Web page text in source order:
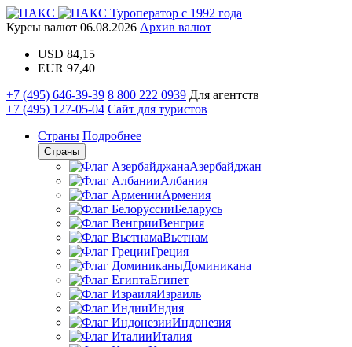
Туроператор с 1992 года
Курсы валют 06.08.2026 Архив валют
USD 84,15
EUR 97,40
+7 (495) 646-39-39 8 800 222 0939 Для агентств
+7 (495) 127-05-04 Сайт для туристов
Страны Подробнее
Страны
Азербайджан
Албания
Армения
Беларусь
Венгрия
Вьетнам
Греция
Доминикана
Египет
Израиль
Индия
Индонезия
Италия